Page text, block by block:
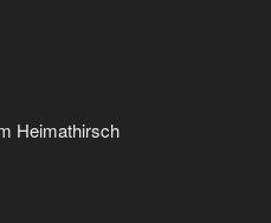
Heimathirsch